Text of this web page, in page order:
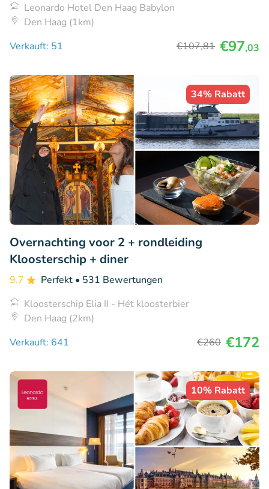
Leonardo Hotel Den Haag Babylon
Den Haag (1km)
Verkauft: 51
€107,81 €97,03
34% Rabatt
Overnachting voor 2 + rondleiding
Kloosterschip + diner
9.7 Perfekt • 531 Bewertungen
Kloosterschip Elia II - Hét kloosterbier
Den Haag (2km)
Verkauft: 641
€260 €172
10% Rabatt